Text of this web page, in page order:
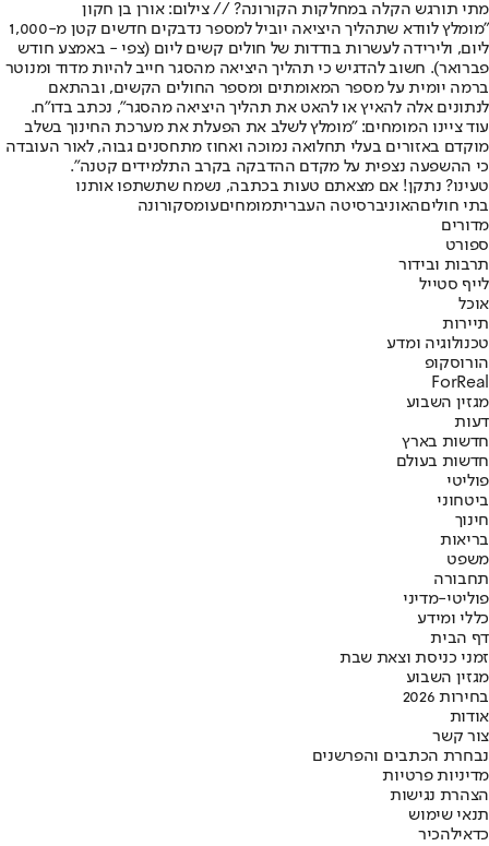
מתי תורגש הקלה במחלקות הקורונה? // צילום: אורן בן חקון
"מומלץ לוודא שתהליך היציאה יוביל למספר נדבקים חדשים קטן מ-1,000
ליום, ולירידה לעשרות בודדות של חולים קשים ליום (צפי - באמצע חודש
פברואר). חשוב להדגיש כי תהליך היציאה מהסגר חייב להיות מדוד ומנוטר
ברמה יומית על מספר המאומתים ומספר החולים הקשים, ובהתאם
לנתונים אלה להאיץ או להאט את תהליך היציאה מהסגר", נכתב בדו"ח.
עוד ציינו המומחים: "מומלץ לשלב את הפעלת את מערכת החינוך בשלב
מוקדם באזורים בעלי תחלואה נמוכה ואחוז מתחסנים גבוה, לאור העובדה
כי ההשפעה נצפית על מקדם ההדבקה בקרב התלמידים קטנה".
טעינו? נתקן! אם מצאתם טעות בכתבה, נשמח שתשתפו אותנו
בתי חוליםהאוניברסיטה העבריתמומחיםעומסקורונה
מדורים
ספורט
תרבות ובידור
לייף סטייל
אוכל
תיירות
טכנולוגיה ומדע
הורוסקופ
ForReal
מגזין השבוע
דעות
חדשות בארץ
חדשות בעולם
פוליטי
ביטחוני
חינוך
בריאות
משפט
תחבורה
פוליטי-מדיני
כללי ומידע
דף הבית
זמני כניסת וצאת שבת
מגזין השבוע
בחירות 2026
אודות
צור קשר
נבחרת הכתבים והפרשנים
מדיניות פרטיות
הצהרת נגישות
תנאי שימוש
כדאילהכיר